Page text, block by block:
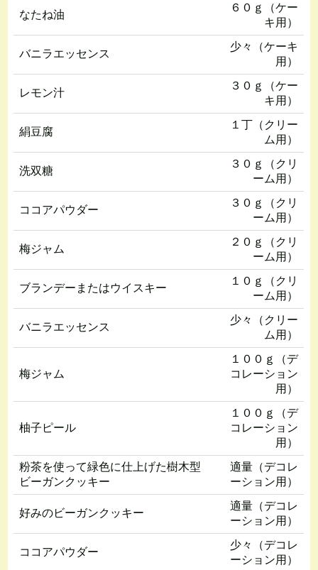
なたね油
６０ｇ（ケー
キ用）
バニラエッセンス
少々（ケーキ
用）
レモン汁
３０ｇ（ケー
キ用）
絹豆腐
１丁（クリー
ム用）
洗双糖
３０ｇ（クリ
ーム用）
ココアパウダー
３０ｇ（クリ
ーム用）
梅ジャム
２０ｇ（クリ
ーム用）
ブランデーまたはウイスキー
１０ｇ（クリ
ーム用）
バニラエッセンス
少々（クリー
ム用）
梅ジャム
１００ｇ（デ
コレーション
用）
柚子ピール
１００ｇ（デ
コレーション
用）
粉茶を使って緑色に仕上げた樹木型
ビーガンクッキー
適量（デコレ
ーション用）
好みのビーガンクッキー
適量（デコレ
ーション用）
ココアパウダー
少々（デコレ
ーション用）